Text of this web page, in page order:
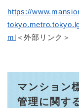
https://
ml ＜外部リンク＞
マンション
管理に関す